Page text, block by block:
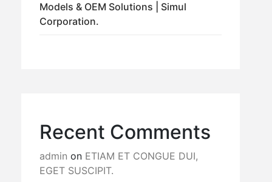
Models & OEM Solutions | Simul
Corporation.
Recent Comments
admin on ETIAM ET CONGUE DUI,
EGET SUSCIPIT.